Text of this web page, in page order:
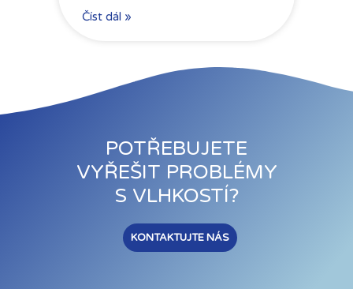
Číst dál »
POTŘEBUJETE
VYŘEŠIT PROBLÉMY
S VLHKOSTÍ?
KONTAKTUJTE NÁS